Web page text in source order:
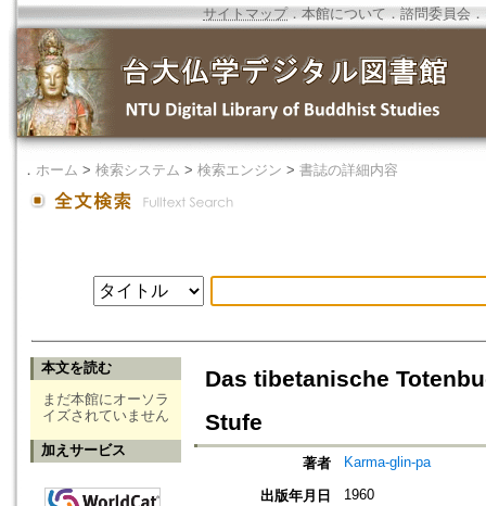
サイトマップ．本館について ． 諮問委員会 ．
． ホーム > 検索システム > 検索エンジン > 書誌の詳細内容
本文を読む
まだ本館にオーソラ
イズされていません
加えサービス
Das tibetanische
Stufe
著者 Karma-glin-pa
出版年月日 1960